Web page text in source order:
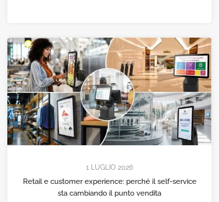
1 LUGLIO 2026
Retail e customer experience: perché il self-service
sta cambiando il punto vendita